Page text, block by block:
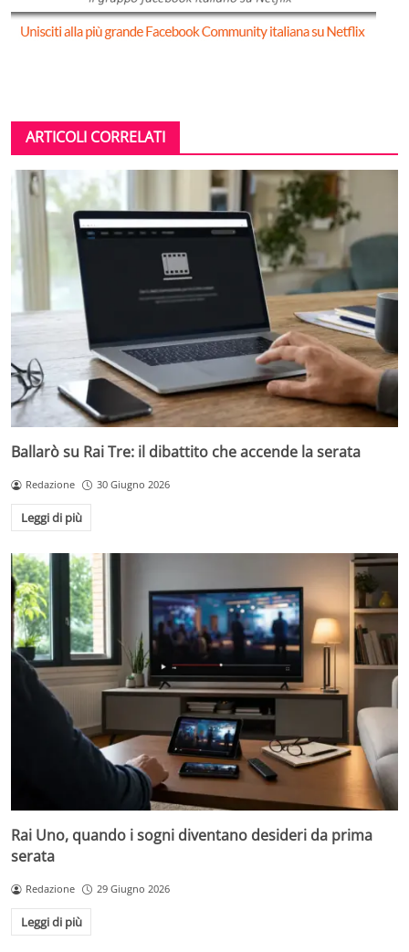
ARTICOLI CORRELATI
Ballarò su Rai Tre: il dibattito che accende la serata
Redazione 30 Giugno 2026
Leggi di più
Rai Uno, quando i sogni diventano desideri da prima
serata
Redazione 29 Giugno 2026
Leggi di più